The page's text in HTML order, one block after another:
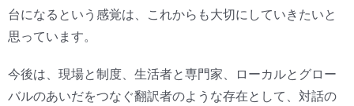
台になるという感覚は、これからも大切にしていきたいと
思っています。
今後は、現場と制度、生活者と専門家、ローカルとグロー
バルのあいだをつなぐ翻訳者のような存在として、対話の